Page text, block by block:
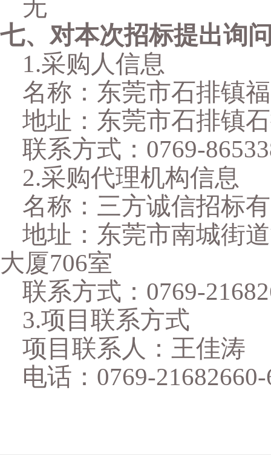
无
七、对本次招标提出询
1.采购人信息
名称：东莞市石排镇
地址：东莞市石排镇
联系方式： 0769-
2.采购代理机构信息
名称：三方诚信招标
地址：东莞市南城街
大厦706室
联系方式： 0769-
3.项目联系方式
项目联系人： 王佳涛
电话： 0769-21682660-